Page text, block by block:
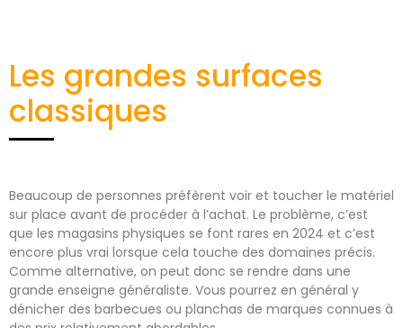
Les grandes surfaces
classiques
Beaucoup de personnes préfèrent voir et toucher le matériel
sur place avant de procéder à l’achat. Le problème, c’est
que les magasins physiques se font rares en 2024 et c’est
encore plus vrai lorsque cela touche des domaines précis.
Comme alternative, on peut donc se rendre dans une
grande enseigne généraliste. Vous pourrez en général y
dénicher des barbecues ou planchas de marques connues à